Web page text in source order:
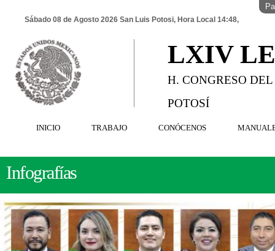
Sábado 08 de Agosto 2026 San Luis Potosi, Hora Local 14:48,
LXIV
H. CONGRESO
POTOSÍ
INICIO TRABAJO CONÓCENOS
Infografías